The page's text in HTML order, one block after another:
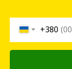
+380